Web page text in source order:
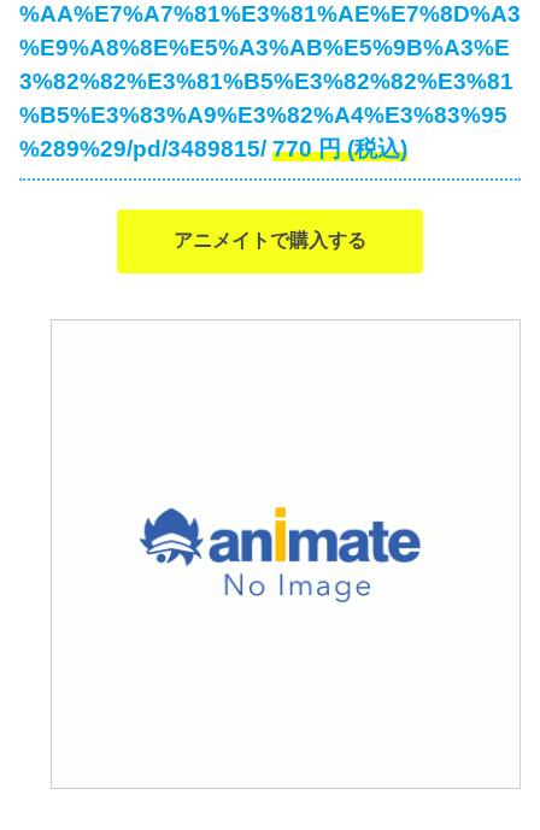
%AA%E7%A7%81%E3%81%AE%E7%8D%A3
%E9%A8%8E%E5%A3%AB%E5%9B%A3%E
3%82%82%E3%81%B5%E3%82%82%E3%81
%B5%E3%83%A9%E3%82%A4%E3%83%95
%289%29/pd/3489815/ 770 円 (税込)
アニメイトで購入する